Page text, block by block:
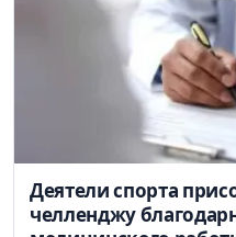
Деятели спорта
челленджу